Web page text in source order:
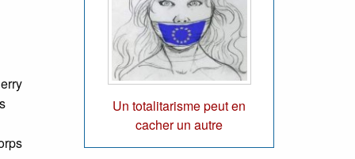
Un totalitarisme peut en
cacher un autre